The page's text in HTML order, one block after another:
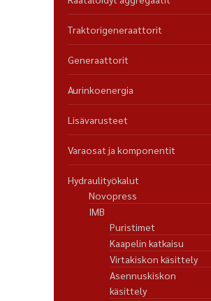
Traktorigeneraattorit
Generaattorit
Aurinkoenergia
Lisävarusteet
Varaosat ja komponentit
Hydraulityökalut
Novopress
IMB
Puristimet
Kaapelin katkaisu
Virtakiskon käsittely
Asennuskiskon
käsittely